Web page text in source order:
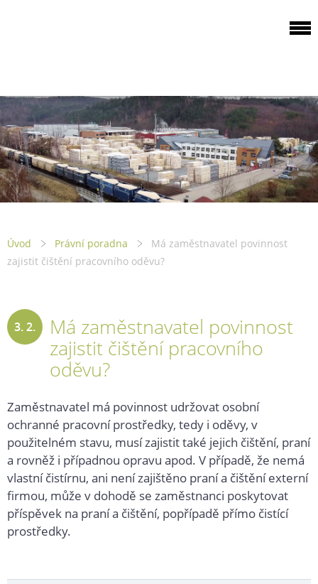
Úvod Právní poradna
Má zaměstnavatel povinnost
zajistit čištění pracovního oděvu?
3. 2.
Má zaměstnavatel povinnost
zajistit čištění pracovního
oděvu?
Zaměstnavatel má povinnost udržovat osobní
ochranné pracovní prostředky, tedy i oděvy, v
použitelném stavu, musí zajistit také jejich čištění, praní
a rovněž i případnou opravu apod. V případě, že nemá
vlastní čistírnu, ani není zajištěno praní a čištění externí
firmou, může v dohodě se zaměstnanci poskytovat
příspěvek na praní a čištění, popřípadě přímo čistící
prostředky.